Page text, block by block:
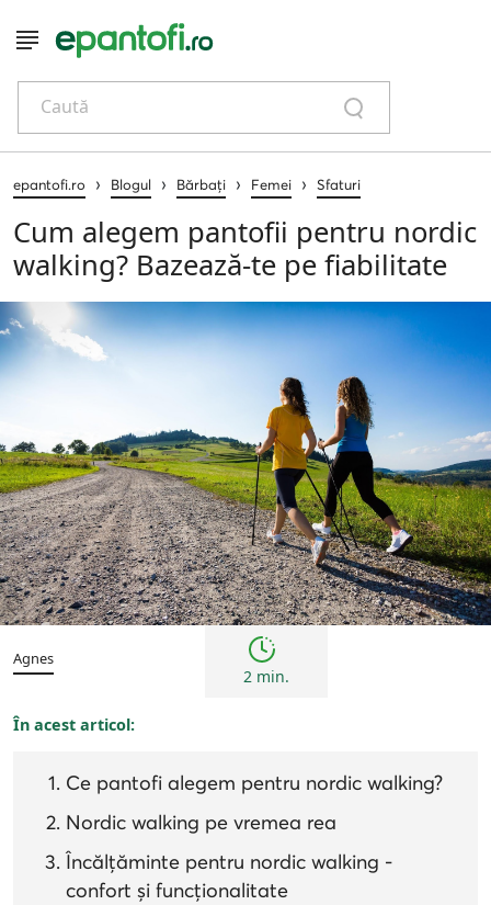
Caută
epantofi.ro › Blogul › Bărbați › Femei › Sfaturi
Cum alegem pantofii pentru nordic
walking? Bazează-te pe fiabilitate
Bărbați Femei Sfaturi
Agnes
2 min.
În acest articol:
Ce pantofi alegem pentru nordic walking?
Nordic walking pe vremea rea
Încălțăminte pentru nordic walking -
confort și funcționalitate